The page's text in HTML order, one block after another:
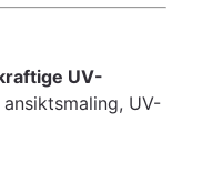
UV-
UV-